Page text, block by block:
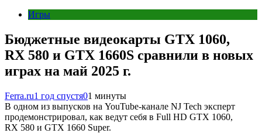
Игры
Бюджетные видеокарты GTX 1060,
RX 580 и GTX 1660S сравнили в новых
играх на май 2025 г.
Ferra.ru1 год спустя01 минуты
В одном из выпусков на YouTube-канале NJ Tech эксперт
продемонстрировал, как ведут себя в Full HD GTX 1060,
RX 580 и GTX 1660 Super.